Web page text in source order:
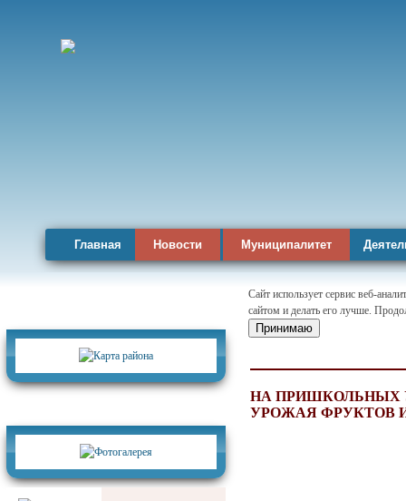
Главная Новости Муниципалитет
Сайт использует сервис веб-
сайтом и делать его лучше.
Принимаю
НА ПРИШКОЛЬНЫХ
УРОЖАЯ ФРУКТОВ